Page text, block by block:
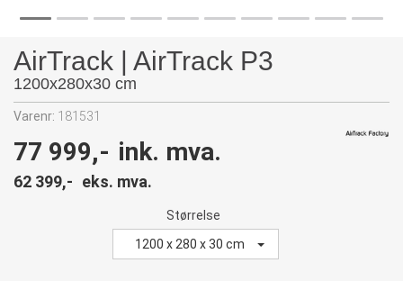
AirTrack | AirTrack P3
1200x280x30 cm
Varenr: 181531
77 999,- ink. mva.
62 399,- eks. mva.
Størrelse
1200 x 280 x 30 cm